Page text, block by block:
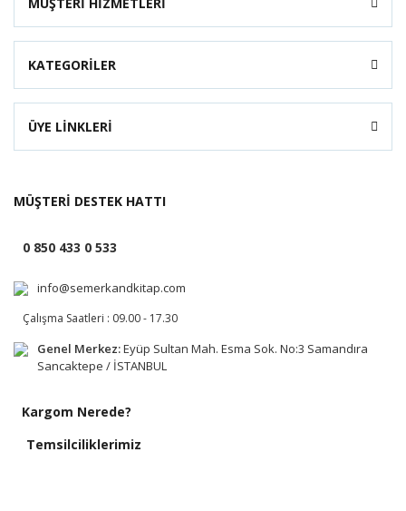
KATEGORİLER
ÜYE LİNKLERİ
MÜŞTERİ DESTEK HATTI
0 850 433 0 533
info@semerkandkitap.com
Çalışma Saatleri : 09.00 - 17.30
Genel Merkez:Eyüp Sultan Mah. Esma Sok. No:3 Samandıra
Sancaktepe / İSTANBUL
Kargom Nerede?
Temsilciliklerimiz